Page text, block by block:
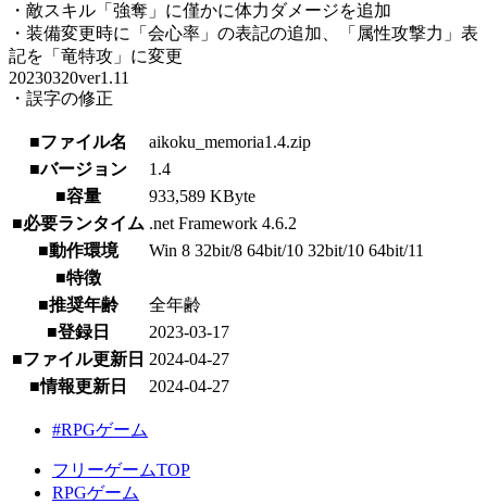
・敵スキル「強奪」に僅かに体力ダメージを追加
・装備変更時に「会心率」の表記の追加、「属性攻撃力」表
記を「竜特攻」に変更
20230320ver1.11
・誤字の修正
■ファイル名
aikoku_memoria1.4.zip
■バージョン
1.4
■容量
933,589 KByte
■必要ランタイム .net Framework 4.6.2
■動作環境
Win 8 32bit/8 64bit/10 32bit/10 64bit/11
■特徴
■推奨年齢
全年齢
■登録日
2023-03-17
■ファイル更新日 2024-04-27
■情報更新日
2024-04-27
#RPGゲーム
フリーゲームTOP
RPGゲーム